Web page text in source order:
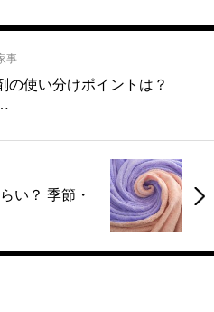
事
の使い分けポイントは？
い？ 季節・